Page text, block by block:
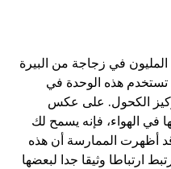
في زجاجة من البيرة
تستخدم هذه الوحدة في
الكحول. على عكس
في الهواء، فإنه يسمح لك
أظهرت الممارسة أن هذه
ارتباطا وثيقا جدا لبعضها